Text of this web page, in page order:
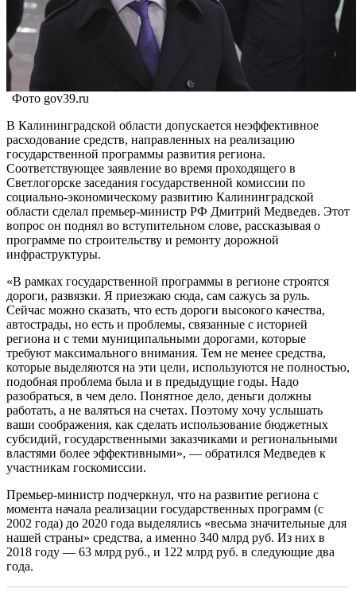
Фото gov39.ru
В Калининградской области допускается неэффективное
расходование средств, направленных на реализацию
государственной программы развития региона.
Соответствующее заявление во время проходящего в
Светлогорске заседания государственной комиссии по
социально-экономическому развитию Калининградской
области сделал премьер-министр РФ Дмитрий Медведев. Этот
вопрос он поднял во вступительном слове, рассказывая о
программе по строительству и ремонту дорожной
инфраструктуры.
«В рамках государственной программы в регионе строятся
дороги, развязки. Я приезжаю сюда, сам сажусь за руль.
Сейчас можно сказать, что есть дороги высокого качества,
автострады, но есть и проблемы, связанные с историей
региона и с теми муниципальными дорогами, которые
требуют максимального внимания. Тем не менее средства,
которые выделяются на эти цели, используются не полностью,
подобная проблема была и в предыдущие годы. Надо
разобраться, в чем дело. Понятное дело, деньги должны
работать, а не валяться на счетах. Поэтому хочу услышать
ваши соображения, как сделать использование бюджетных
субсидий, государственными заказчиками и региональными
властями более эффективными», — обратился Медведев к
участникам госкомиссии.
Премьер-министр подчеркнул, что на развитие региона с
момента начала реализации государственных программ (с
2002 года) до 2020 года выделялись «весьма значительные для
нашей страны» средства, а именно 340 млрд руб. Из них в
2018 году — 63 млрд руб., и 122 млрд руб. в следующие два
года.